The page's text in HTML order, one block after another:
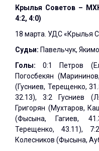
Крылья Советов –
4:2, 4:0)
18 марта. УДС «Крылья
Судьи: Павельчук,
Голы: 0:1 Петров
Погосбекян
(Гусниев, Терещенко,
32.13), 3:2 Гусниев
Григорян (Мухтаров,
(Фысына, Гагиев,
Терещенко, 43.11),
Колесников (Фысына,